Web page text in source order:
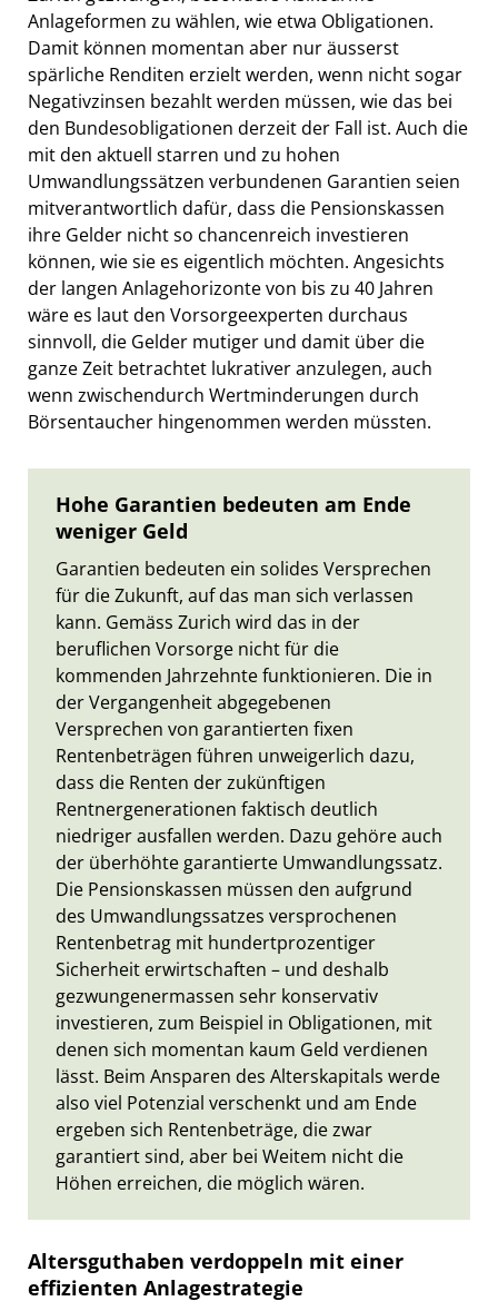
Anlageformen zu wählen, wie etwa Obligationen.
Damit können momentan aber nur äusserst
spärliche Renditen erzielt werden, wenn nicht sogar
Negativzinsen bezahlt werden müssen, wie das bei
den Bundesobligationen derzeit der Fall ist. Auch die
mit den aktuell starren und zu hohen
Umwandlungssätzen verbundenen Garantien seien
mitverantwortlich dafür, dass die Pensionskassen
ihre Gelder nicht so chancenreich investieren
können, wie sie es eigentlich möchten. Angesichts
der langen Anlagehorizonte von bis zu 40 Jahren
wäre es laut den Vorsorgeexperten durchaus
sinnvoll, die Gelder mutiger und damit über die
ganze Zeit betrachtet lukrativer anzulegen, auch
wenn zwischendurch Wertminderungen durch
Börsentaucher hingenommen werden müssten.
Hohe Garantien bedeuten am Ende
weniger Geld
Garantien bedeuten ein solides Versprechen
für die Zukunft, auf das man sich verlassen
kann. Gemäss Zurich wird das in der
beruflichen Vorsorge nicht für die
kommenden Jahrzehnte funktionieren. Die in
der Vergangenheit abgegebenen
Versprechen von garantierten fixen
Rentenbeträgen führen unweigerlich dazu,
dass die Renten der zukünftigen
Rentnergenerationen faktisch deutlich
niedriger ausfallen werden. Dazu gehöre auch
der überhöhte garantierte Umwandlungssatz.
Die Pensionskassen müssen den aufgrund
des Umwandlungssatzes versprochenen
Rentenbetrag mit hundertprozentiger
Sicherheit erwirtschaften – und deshalb
gezwungenermassen sehr konservativ
investieren, zum Beispiel in Obligationen, mit
denen sich momentan kaum Geld verdienen
lässt. Beim Ansparen des Alterskapitals werde
also viel Potenzial verschenkt und am Ende
ergeben sich Rentenbeträge, die zwar
garantiert sind, aber bei Weitem nicht die
Höhen erreichen, die möglich wären.
Altersguthaben verdoppeln mit einer
effizienten Anlagestrategie